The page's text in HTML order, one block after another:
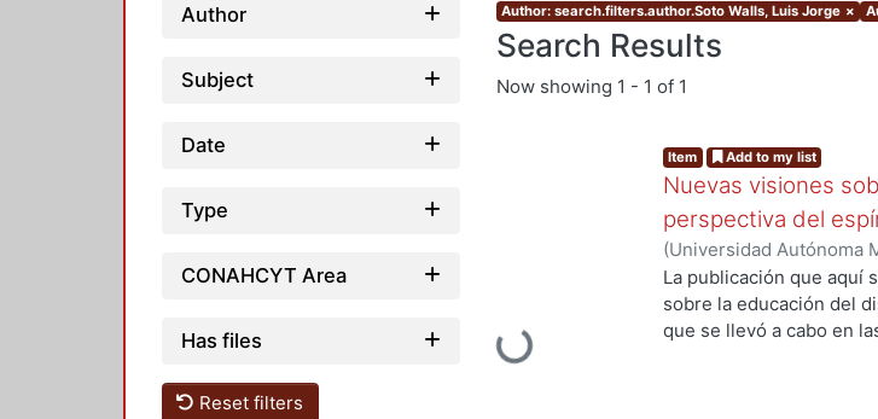
Author
Subject
Date
Type
CONAHCYT Area
Has files
Reset filters
Author: search.filters.author.Soto Walls, Luis Jorge ×
Search Results
Now showing 1 - 1 of 1
Loading...
Item Add to my list
Nuevas visiones
perspectiva del
(Universidad Autónoma
Myers, Marie J.;Gold
Soto Walls, Luis Jorge;
La publicación que aquí
sobre la educación del
que se llevó a cabo en